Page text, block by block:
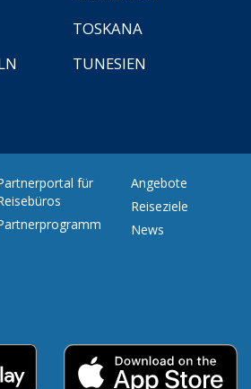
TOSKANA
TUNESIEN
für
Angebote
Reiseziele
News